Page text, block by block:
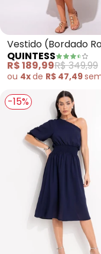
Vestido (Bordado
em Tecido Laise
QUINTESS
R$ 189,99R$ 349,99
ou 4xde R$ 47,49
-15%